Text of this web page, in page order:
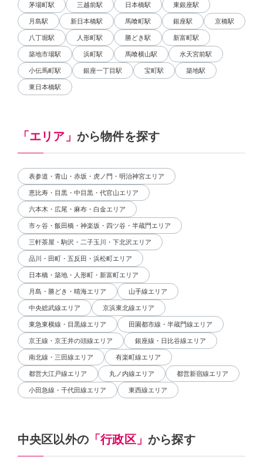
茅場町駅 三越前駅 日本橋駅 東銀座駅
月島駅 新日本橋駅 馬喰町駅 銀座駅 京橋駅
八丁堀駅 人形町駅 勝どき駅 新富町駅
築地市場駅 浜町駅 馬喰横山駅 水天宮前駅
小伝馬町駅 銀座一丁目駅 宝町駅 築地駅
東日本橋駅
「エリア」 から物件を探す
表参道・青山・赤坂・虎ノ門・明治神宮エリア
恵比寿・目黒・中目黒・代官山エリア
六本木・広尾・麻布・白金エリア
市ヶ谷・飯田橋・神楽坂・四ツ谷・半蔵門エリア
三軒茶屋・駒沢・二子玉川・下北沢エリア
品川・田町・五反田・浜松町エリア
日本橋・築地・人形町・新富町エリア
月島・勝どき・晴海エリア 山手線エリア
中央総武線エリア 京浜東北線エリア
東急東横線・目黒線エリア 田園都市線・半蔵門線エリア
京王線・京王井の頭線エリア 銀座線・日比谷線エリア
南北線・三田線エリア 有楽町線エリア
都営大江戸線エリア 丸ノ内線エリア 都営新宿線エリア
小田急線・千代田線エリア 東西線エリア
中央区以外の 「行政区」から探す